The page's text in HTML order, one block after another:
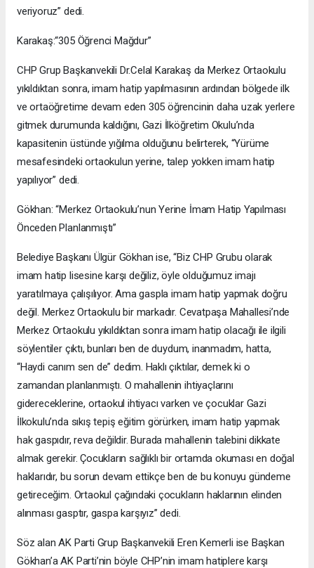
veriyoruz” dedi.
Karakaş:“305 Öğrenci Mağdur”
CHP Grup Başkanvekili Dr.Celal Karakaş da Merkez Ortaokulu
yıkıldıktan sonra, imam hatip yapılmasının ardından bölgede ilk
ve ortaöğretime devam eden 305 öğrencinin daha uzak yerlere
gitmek durumunda kaldığını, Gazi İlköğretim Okulu’nda
kapasitenin üstünde yığılma olduğunu belirterek, “Yürüme
mesafesindeki ortaokulun yerine, talep yokken imam hatip
yapılıyor” dedi.
Gökhan: “Merkez Ortaokulu’nun Yerine İmam Hatip Yapılması
Önceden Planlanmıştı”
Belediye Başkanı Ülgür Gökhan ise, “Biz CHP Grubu olarak
imam hatip lisesine karşı değiliz, öyle olduğumuz imajı
yaratılmaya çalışılıyor. Ama gaspla imam hatip yapmak doğru
değil. Merkez Ortaokulu bir markadır. Cevatpaşa Mahallesi’nde
Merkez Ortaokulu yıkıldıktan sonra imam hatip olacağı ile ilgili
söylentiler çıktı, bunları ben de duydum, inanmadım, hatta,
“Haydi canım sen de” dedim. Haklı çıktılar, demek ki o
zamandan planlanmıştı. O mahallenin ihtiyaçlarını
gidereceklerine, ortaokul ihtiyacı varken ve çocuklar Gazi
İlkokulu’nda sıkış tepiş eğitim görürken, imam hatip yapmak
hak gaspıdır, reva değildir. Burada mahallenin talebini dikkate
almak gerekir. Çocukların sağlıklı bir ortamda okuması en doğal
haklarıdır, bu sorun devam ettikçe ben de bu konuyu gündeme
getireceğim. Ortaokul çağındaki çocukların haklarının elinden
alınması gasptır, gaspa karşıyız” dedi.
Söz alan AK Parti Grup Başkanvekili Eren Kemerli ise Başkan
Gökhan’a AK Parti’nin böyle CHP’nin imam hatiplere karşı